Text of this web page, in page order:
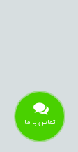
تماس با ما